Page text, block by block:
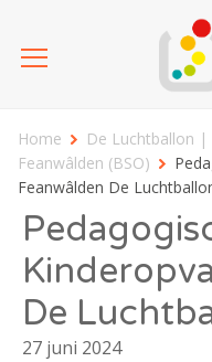
Home
De Luchtballon
Feanwâlden (BSO)
Feanwâlden De
De
27 juni 2024